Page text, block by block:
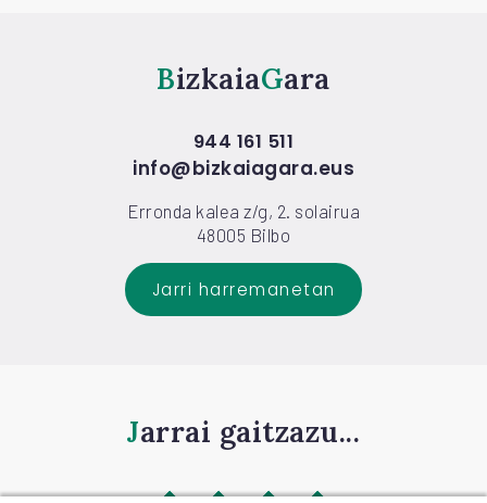
Bizkaia Gara
944 161 511
info@bizkaiagara.eus
Erronda kalea z/g, 2. solairua
48005 Bilbo
Jarri harremanetan
Jarrai gaitzazu...